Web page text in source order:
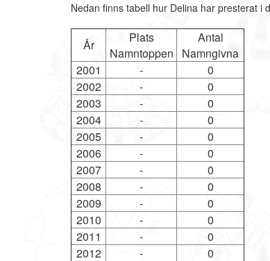
Nedan finns tabell hur Delina har presterat i
År
Plats
Namntoppen
Antal
Namngivna
2001
-
0
2002
-
0
2003
-
0
2004
-
0
2005
-
0
2006
-
0
2007
-
0
2008
-
0
2009
-
0
2010
-
0
2011
-
0
2012
-
0